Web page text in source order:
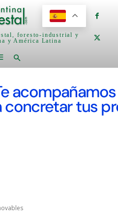
foresto-industrial y
y América Latina